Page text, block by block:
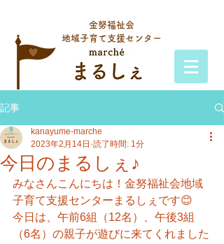
金努福祉会
地域子育て支援センター
記事
今日のまるしぇ♪
kanayume-marche
2023年2月14日 読了時間: 1分
みなさんこんにちは！金努福祉会地域
子育て支援センターまるしぇです😊
今日は、午前6組（12名）、午後3組
（6名）の親子が遊びに来てくれました